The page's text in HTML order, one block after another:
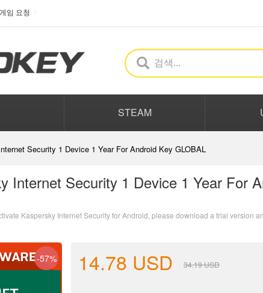
게임 요청
STEAM
Security 1 Device 1 Year For Android Key GLOBAL
Internet Security 1 Device 1 Year For
Kaspersky Internet Security for Android, please download a trial version
-57% 14.78 USD 34.19USD